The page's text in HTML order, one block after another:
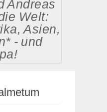
Andreas
Welt:
Asien,
- und